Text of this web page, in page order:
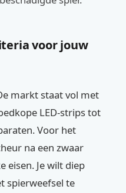
voor jouw
markt staat vol met
LED-strips tot
Voor het
na een zwaar
eisen. Je wilt diep
spierweefsel te